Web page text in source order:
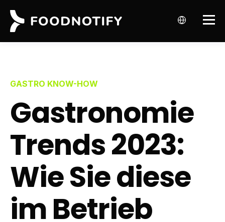
GASTRO KNOW-HOW
Gastronomie
Trends 2023:
Wie Sie diese
im Betrieb